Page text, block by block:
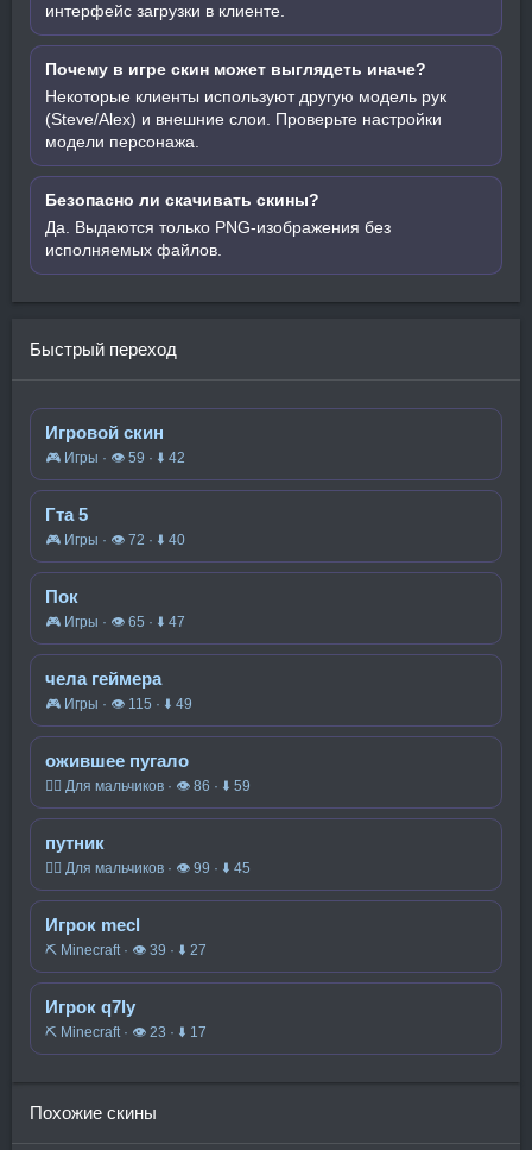
интерфейс загрузки в клиенте.
Почему в игре скин может выглядеть иначе?
Некоторые клиенты используют другую модель рук
(Steve/Alex) и внешние слои. Проверьте настройки
модели персонажа.
Безопасно ли скачивать скины?
Да. Выдаются только PNG-изображения без
исполняемых файлов.
Быстрый переход
Игровой скин
🎮 Игры · 👁 59 · ⬇ 42
Гта 5
🎮 Игры · 👁 72 · ⬇ 40
Пок
🎮 Игры · 👁 65 · ⬇ 47
чела геймера
🎮 Игры · 👁 115 · ⬇ 49
ожившее пугало
🧍‍♂️ Для мальчиков · 👁 86 · ⬇ 59
путник
🧍‍♂️ Для мальчиков · 👁 99 · ⬇ 45
Игрок mecl
⛏️ Minecraft · 👁 39 · ⬇ 27
Игрок q7ly
⛏️ Minecraft · 👁 23 · ⬇ 17
Похожие скины